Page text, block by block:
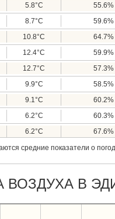
5.8°C 55.6%
8.7°C 59.6%
10.8°C 64.7%
12.4°C 59.9%
12.7°C 57.3%
9.9°C 58.5%
9.1°C 60.2%
6.2°C 60.3%
6.2°C 67.6%
средние показатели о
ВОЗДУХА В